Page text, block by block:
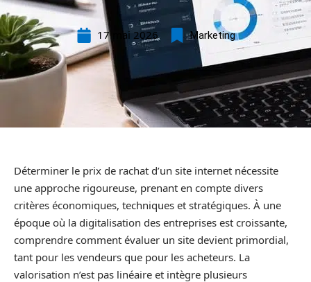
17 mai 2026 Marketing
Déterminer le prix de rachat d’un site internet nécessite
une approche rigoureuse, prenant en compte divers
critères économiques, techniques et stratégiques. À une
époque où la digitalisation des entreprises est croissante,
comprendre comment évaluer un site devient primordial,
tant pour les vendeurs que pour les acheteurs. La
valorisation n’est pas linéaire et intègre plusieurs